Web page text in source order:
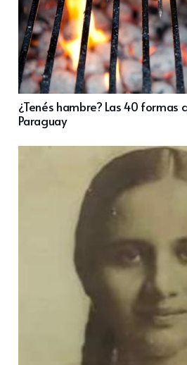
¿Tenés hambre? Las 40 formas
Paraguay